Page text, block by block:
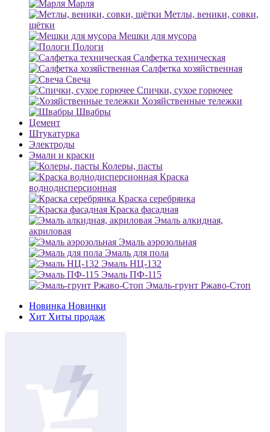
Марля
Метлы, веники, совки,
щётки
Мешки для мусора
Пологи
Салфетка техническая
Салфетка хозяйственная
Свеча
Спички, сухое горючее
Хозяйственные тележки
Швабры
Цемент
Штукатурка
Электроды
Эмали и краски
Колеры, пасты
Краска
воднодисперсионная
Краска серебрянка
Краска фасадная
Эмаль алкидная,
акриловая
Эмаль аэрозольная
Эмаль для пола
Эмаль НЦ-132
Эмаль ПФ-115
Эмаль-грунт Ржаво-Стоп
Новинка Новинки
Хит Хиты продаж